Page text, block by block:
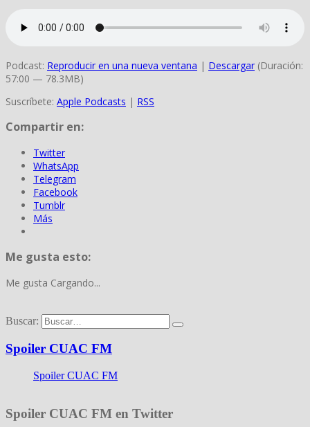
Podcast: Reproducir en una nueva ventana | Descargar (Duración:
57:00 — 78.3MB)
Suscríbete: Apple Podcasts | RSS
Compartir en:
Twitter
WhatsApp
Telegram
Facebook
Tumblr
Más
Me gusta esto:
Me gusta Cargando...
Buscar:
Spoiler CUAC FM
Spoiler CUAC FM
Spoiler CUAC FM en Twitter